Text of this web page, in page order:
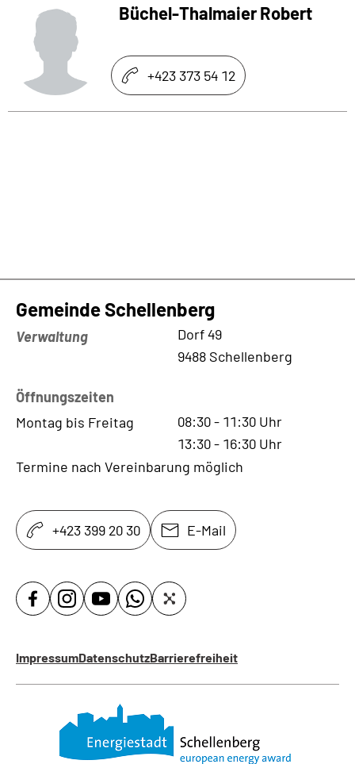
Büchel-Thalmaier Robert
+423 373 54 12
Gemeinde Schellenberg
Verwaltung
Dorf 49
9488 Schellenberg
Öffnungszeiten
Montag bis Freitag
08:30- 11:30 Uhr
13:30- 16:30 Uhr
Termine nach Vereinbarung möglich
+423 399 20 30 E-Mail
ImpressumDatenschutzBarrierefreiheit